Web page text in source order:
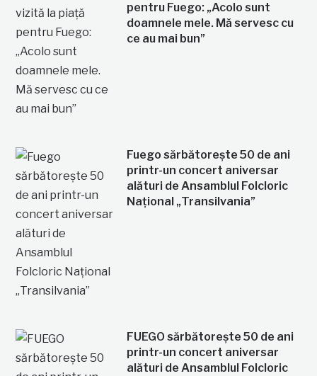
pentru Fuego: „Acolo sunt
doamnele mele. Mă servesc cu
ce au mai bun”
Fuego sărbătorește 50 de ani
printr-un concert aniversar
alături de Ansamblul Folcloric
Național „Transilvania”
FUEGO sărbătorește 50 de ani
printr-un concert aniversar
alături de Ansamblul Folcloric